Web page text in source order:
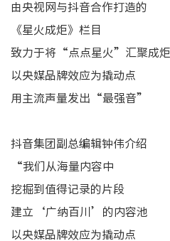
由央视网与抖音合作打造的
《星火成炬》栏目
致力于将“点点星火”汇聚成炬
以央媒品牌效应为撬动点
用主流声量发出“最强音”
抖音集团副总编辑钟伟介绍
“我们从海量内容中
挖掘到值得记录的片段
建立‘广纳百川’的内容池
以央媒品牌效应为撬动点